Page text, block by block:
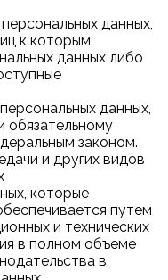
данных,
к которым
данных либо
данных,
законом.
и других видов
которые
путем
и технических
в полном объеме
в